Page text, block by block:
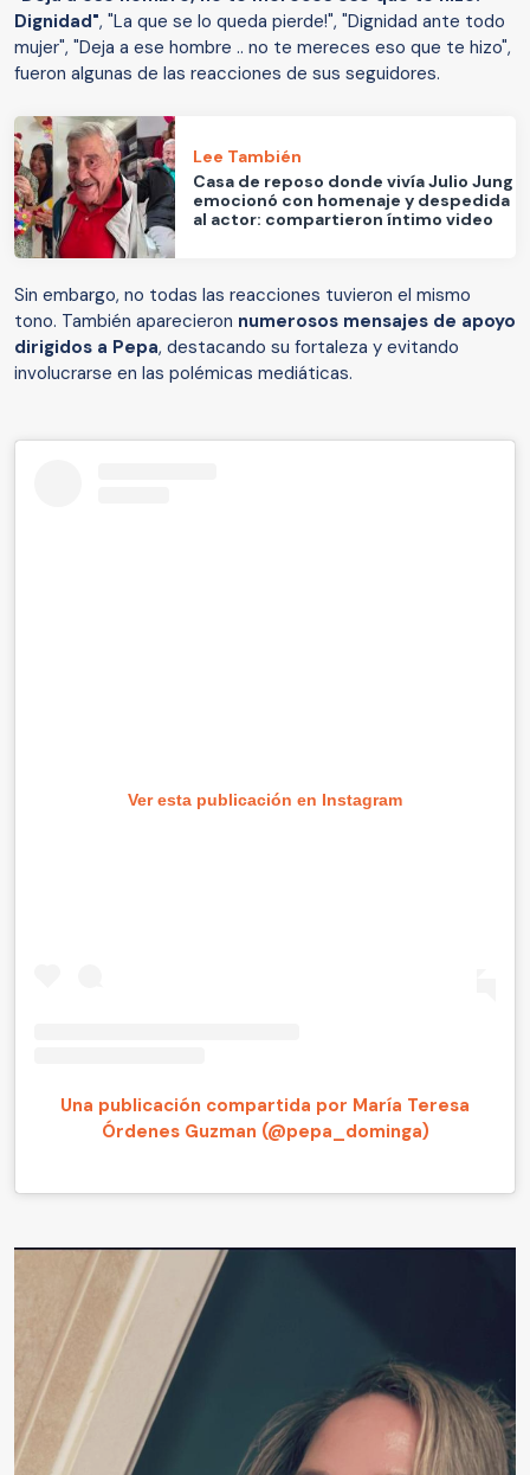
Dignidad", "La que se lo queda pierde!", "Dignidad ante todo
mujer", "Deja a ese hombre .. no te mereces eso que te hizo",
fueron algunas de las reacciones de sus seguidores.
Lee También
Casa de reposo donde vivía Julio Jung
emocionó con homenaje y despedida
al actor: compartieron íntimo video
Sin embargo, no todas las reacciones tuvieron el mismo
tono. También aparecieron numerosos mensajes de apoyo
dirigidos a Pepa, destacando su fortaleza y evitando
involucrarse en las polémicas mediáticas.
Ver esta publicación en Instagram
Una publicación compartida por María Teresa
Órdenes Guzman (@pepa_dominga)